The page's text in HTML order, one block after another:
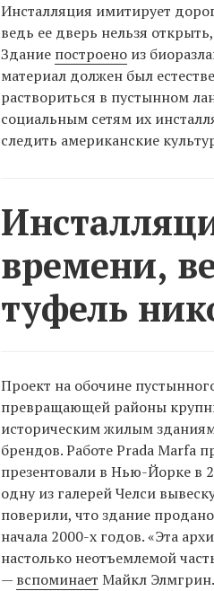
Инсталляция имитирует
ведь ее дверь нельзя
Здание построено из
материал должен был
раствориться в пустынном
социальным сетям их
следить американские
времени,
туфель
Проект на обочине
превращающей районы
историческим жилым
брендов. Работе Prada Marfa
презентовали в Нью-Йорке в
одну из галерей Челси
поверили, что здание
начала 2000-х годов. «Эта
настолько неотъемлемой
— вспоминает Майкл Элмгрин.